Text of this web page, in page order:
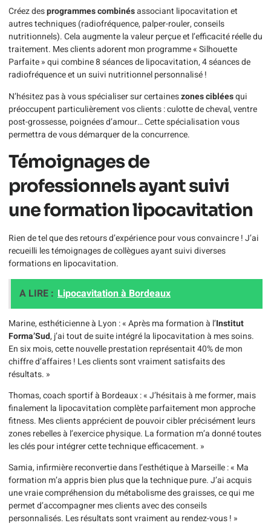
Créez desprogrammes combinésassociant lipocavitation et
autres techniques (radiofréquence, palper-rouler, conseils
nutritionnels). Cela augmente la valeur perçue et l’efficacité réelle du
traitement. Mes clients adorent mon programme « Silhouette
Parfaite » qui combine 8 séances de lipocavitation, 4 séances de
radiofréquence et un suivi nutritionnel personnalisé !
N’hésitez pas à vous spécialiser sur certaineszones cibléesqui
préoccupent particulièrement vos clients : culotte de cheval, ventre
post-grossesse, poignées d’amour… Cette spécialisation vous
permettra de vous démarquer de la concurrence.
Témoignages de
professionnels ayant suivi
une formation lipocavitation
Rien de tel que des retours d’expérience pour vous convaincre ! J’ai
recueilli les témoignages de collègues ayant suivi diverses
formations en lipocavitation.
A LIRE : Lipocavitation à Bordeaux
Marine, esthéticienne à Lyon : « Après ma formation à l’Institut
Forma’Sud, j’ai tout de suite intégré la lipocavitation à mes soins.
En six mois, cette nouvelle prestation représentait 40% de mon
chiffre d’affaires ! Les clients sont vraiment satisfaits des
résultats. »
Thomas, coach sportif à Bordeaux : « J’hésitais à me former, mais
finalement la lipocavitation complète parfaitement mon approche
fitness. Mes clients apprécient de pouvoir cibler précisément leurs
zones rebelles à l’exercice physique. La formation m’a donné toutes
les clés pour intégrer cette technique efficacement. »
Samia, infirmière reconvertie dans l’esthétique à Marseille : « Ma
formation m’a appris bien plus que la technique pure. J’ai acquis
une vraie compréhension du métabolisme des graisses, ce qui me
permet d’accompagner mes clients avec des conseils
personnalisés. Les résultats sont vraiment au rendez-vous ! »